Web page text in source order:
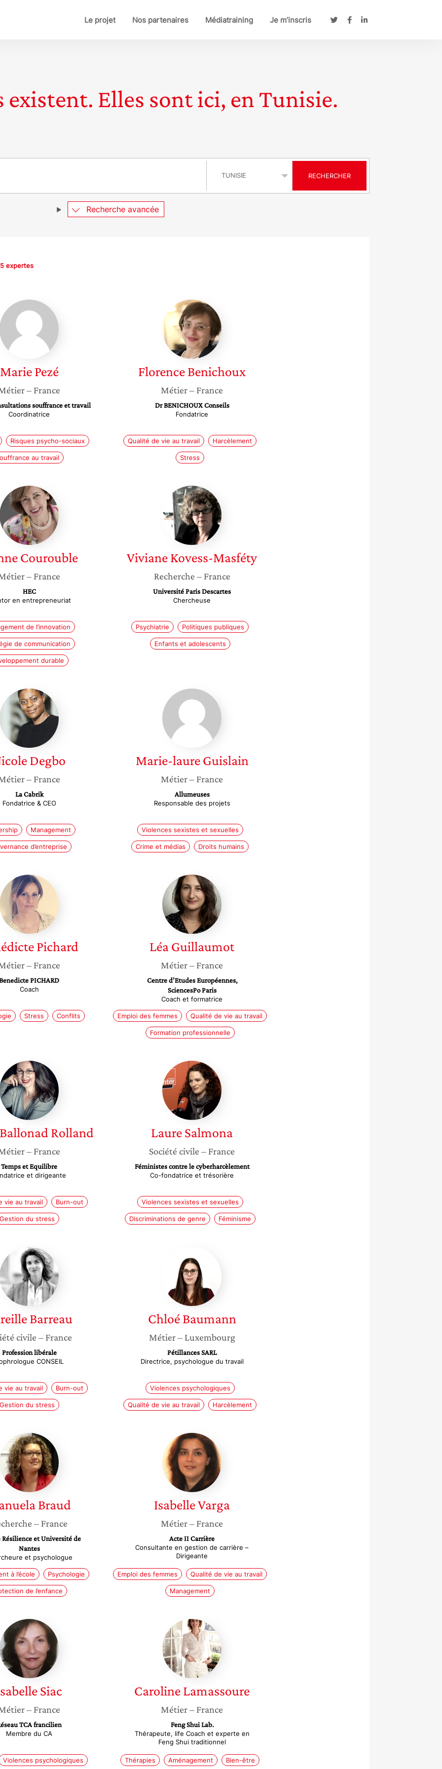
Le projet Nos partenaires Médiatraining Je m’inscris
existent. Elles sont ici, en Tunisie.
RECHERCHER
Recherche avancée
expertes
Marie
Pezé
Marie Pezé
– France
souffrance et travail
Coordinatrice
Risques psycho-sociaux
au travail
Florence
Benichoux
FlorenceBenichoux
Métier– France
Dr BENICHOUX Conseils
Fondatrice
Qualité de vie au travail Harcèlement
Stress
Jeanne
Courouble
Courouble
– France
HEC
en entrepreneuriat
de l’innovation
de communication
durable
Viviane
Kovess-
Masféty
VivianeKovess-Masféty
Recherche – France
Université Paris Descartes
Chercheuse
Psychiatrie Politiques publiques
Enfants et adolescents
Nicole
Degbo
Degbo
– France
La Cabrik
Fondatrice & CEO
Management
d’entreprise
Marie-
laure
Guislain
Marie-laure Guislain
Métier– France
Allumeuses
Responsable des projets
Violences sexistes et sexuelles
Crime et médias Droits humains
Bénédicte
Pichard
Pichard
– France
PICHARD
Coach
Stress Conflits
Léa
Guillaumot
LéaGuillaumot
Métier– France
Centre d’Etudes Européennes,
SciencesPo Paris
Coach et formatrice
Emploi des femmes Qualité de vie au travail
Formation professionnelle
Diane
Ballonad
Rolland
Ballonad Rolland
– France
Temps et Equilibre
et dirigeante
vie au travail Burn-out
Gestion du stress
Laure
Salmona
LaureSalmona
Société civile – France
Féministes contre le cyberharcèlement
Co-fondatrice et trésorière
Violences sexistes et sexuelles
Discriminations de genre Féminisme
Mireille
Barreau
Barreau
civile – France
Profession libérale
CONSEIL
vie au travail Burn-out
Gestion du stress
Baumann
Chloé Baumann
Métier – Luxembourg
Pétillances SARL
Directrice, psychologue du travail
Violences psychologiques
Qualité de vie au travail Harcèlement
Manuela
Braud
Braud
– France
Résilience et Université de
Nantes
et psychologue
à l’école Psychologie
de l’enfance
Isabelle
Varga
IsabelleVarga
Métier– France
Acte II Carrière
Consultante en gestion de carrière –
Dirigeante
Emploi des femmes Qualité de vie au travail
Management
Isabelle
Siac
Siac
– France
TCA francilien
Membre du CA
Violences psychologiques
Caroline
Lamassoure
CarolineLamassoure
Métier– France
Feng Shui Lab.
Thérapeute, life Coach et experte en
Feng Shui traditionnel
Thérapies Aménagement Bien-être